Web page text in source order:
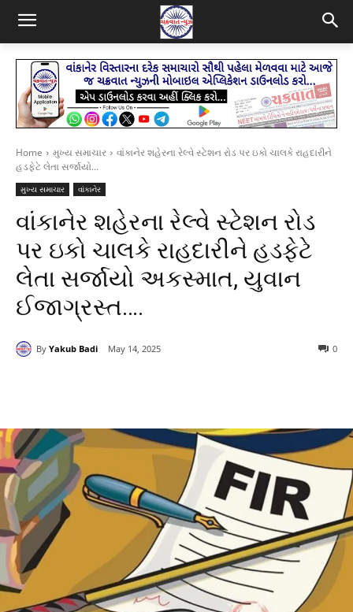
Home મુખ્ય સમાચાર
વાંકાનેર શહેરના રેલ્વે સ્ટેશન રોડ પર ઇકો ચાલકે રાહદારીને
હડફેટે લેતા સર્જાયો...
મુખ્ય સમાચાર વાંકાનેર
વાંકાનેર શહેરના રેલ્વે સ્ટેશન રોડ
પર ઇકો ચાલકે રાહદારીને હડફેટે
લેતા સર્જાયો અકસ્માત, યુવાન
ઈજાગ્રસ્ત….
By Yakub Badi May 14, 2025 0